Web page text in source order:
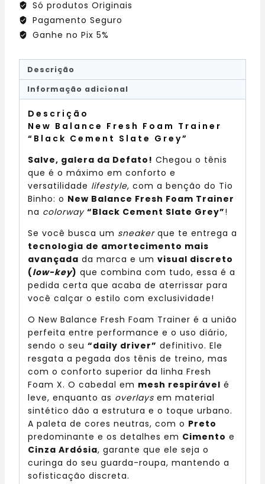
Só produtos Originais
Pagamento Seguro
Ganhe no Pix 5%
Descrição
Informação adicional
Descrição
New Balance Fresh Foam Trainer
“Black Cement Slate Grey”
Salve, galera da Defato! Chegou o tênis
que é o máximo em conforto e
versatilidade lifestyle, com a benção do Tio
Binho: o New Balance Fresh Foam Trainer
na colorway “Black Cement Slate Grey”!
Se você busca um sneakerque te entrega a
tecnologia de amortecimento mais
avançada da marca e um visual discreto
(low-key) que combina com tudo, essa é a
pedida certa que acaba de aterrissar para
você calçar o estilo com exclusividade!
O New Balance Fresh Foam Trainer é a união
perfeita entre performance e o uso diário,
sendo o seu “daily driver” definitivo. Ele
resgata a pegada dos tênis de treino, mas
com o conforto superior da linha Fresh
Foam X. O cabedal em mesh respirável é
leve, enquanto as overlays em material
sintético dão a estrutura e o toque urbano.
A paleta de cores neutras, com o Preto
predominante e os detalhes em Cimento e
Cinza Ardósia, garante que ele seja o
curinga do seu guarda-roupa, mantendo a
sofisticação discreta.